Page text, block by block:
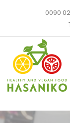
0090